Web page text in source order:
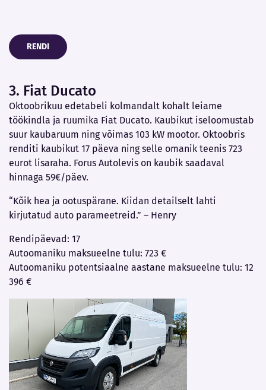
RENDI
3. Fiat Ducato
Oktoobrikuu edetabeli kolmandalt kohalt leiame
töökindla ja ruumika Fiat Ducato. Kaubikut iseloomustab
suur kaubaruum ning võimas 103 kW mootor. Oktoobris
renditi kaubikut 17 päeva ning selle omanik teenis 723
eurot lisaraha. Forus Autolevis on kaubik saadaval
hinnaga 59€/päev.
“Kõik hea ja ootuspärane. Kiidan detailselt lahti
kirjutatud auto parameetreid.” – Henry
Rendipäevad: 17
Autoomaniku maksueelne tulu: 723 €
Autoomaniku potentsiaalne aastane maksueelne tulu: 12
396 €